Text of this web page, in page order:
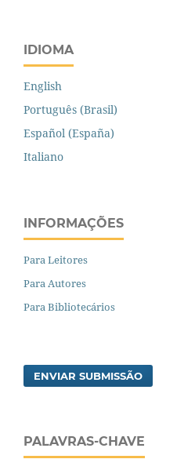
IDIOMA
English
Português (Brasil)
Español (España)
Italiano
INFORMAÇÕES
Para Leitores
Para Autores
Para Bibliotecários
ENVIAR SUBMISSÃO
PALAVRAS-CHAVE